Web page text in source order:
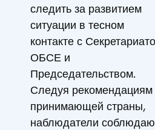
следить за развитием
ситуации в тесном
контакте с
ОБСЕ и
Председательством.
Следуя рекомендациям
принимающей страны,
наблюдатели